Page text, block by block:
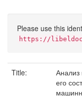
Please use this
https://
Title:
Анализ
его